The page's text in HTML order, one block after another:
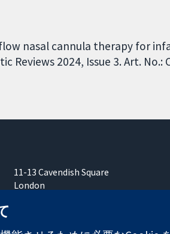
flow nasal cannula therapy for
2024, Issue 3. Art. No.:
11-13 Cavendish Square
London